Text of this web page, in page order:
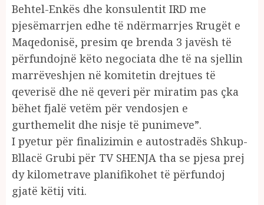
Behtel-Enkës dhe konsulentit IRD me
pjesëmarrjen edhe të ndërmarrjes Rrugët e
Maqedonisë, presim qe brenda 3 javësh të
përfundojnë këto negociata dhe të na sjellin
marrëveshjen në komitetin drejtues të
qeverisë dhe në qeveri për miratim pas çka
bëhet fjalë vetëm për vendosjen e
gurthemelit dhe nisje të punimeve”.
I pyetur për finalizimin e autostradës Shkup-
Bllacë Grubi për TV SHENJA tha se pjesa prej
dy kilometrave planifikohet të përfundoj
gjatë këtij viti.